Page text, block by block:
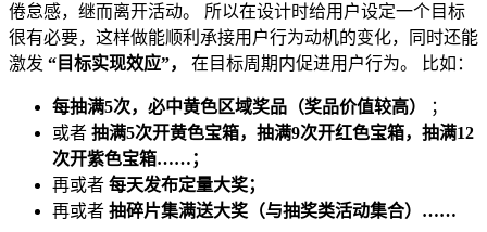
倦怠感，继而离开活动。 所以在设计时给用户设定一个目标
很有必要，这样做能顺利承接用户行为动机的变化，同时还能
激发 “目标实现效应”， 在目标周期内促进用户行为。 比如：
每抽满5次，必中黄色区域奖品（奖品价值较高）
；
或者 抽满5次开黄色宝箱，抽满9次开红色宝箱，抽满12
次开紫色宝箱……；
再或者 每天发布定量大奖；
再或者 抽碎片集满送大奖（与抽奖类活动集合）……